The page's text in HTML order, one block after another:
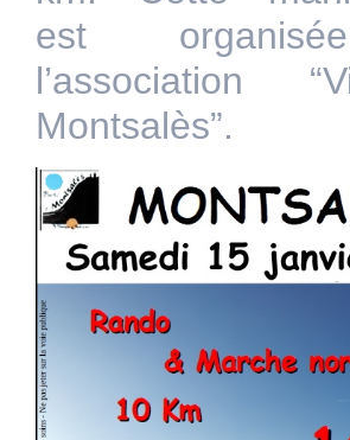
est
l’association
Montsalès”.